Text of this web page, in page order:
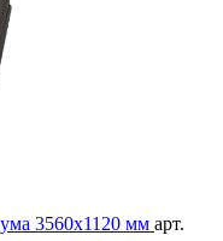
3560х1120 мм арт.